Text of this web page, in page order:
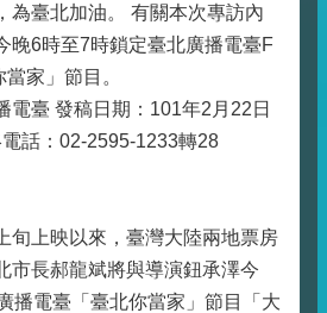
為臺北加油。 有關本次專訪內
晚6時至7時鎖定臺北廣播電臺F
家」節目。
電臺 發稿日期：101年2月22日
話：02-2595-1233轉28
旬上映以來，臺灣大陸兩地票房
市長郝龍斌將與導演鈕承澤今
播電臺「臺北你當家」節目「大